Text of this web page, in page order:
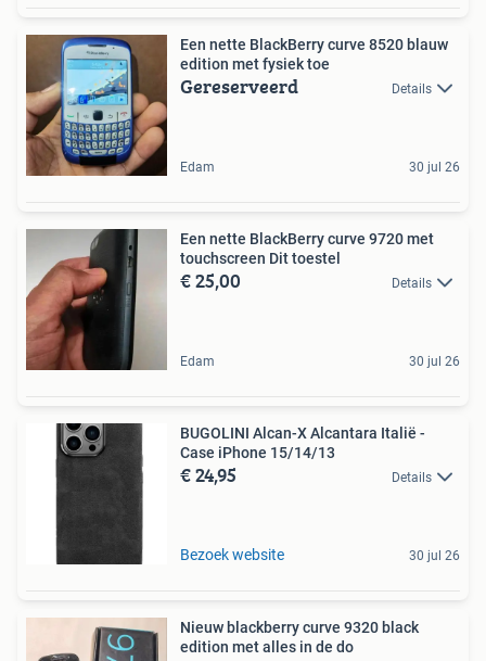
Een nette BlackBerry curve 8520 blauw
edition met fysiek toe
Gereserveerd Details
Edam 30 jul 26
Een nette BlackBerry curve 9720 met
touchscreen Dit toestel
€ 25,00 Details
Edam 30 jul 26
BUGOLINI Alcan-X Alcantara Italië -
Case iPhone 15/14/13
€ 24,95 Details
Bezoek website 30 jul 26
Nieuw blackberry curve 9320 black
edition met alles in de do